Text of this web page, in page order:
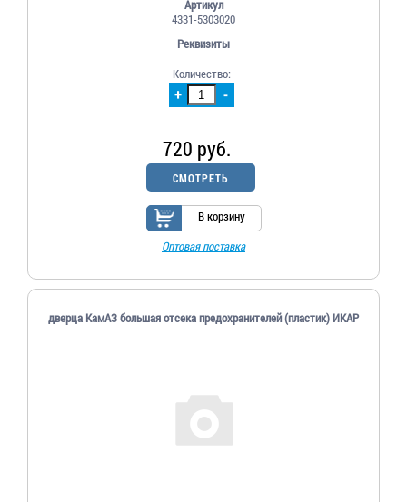
Артикул
4331-5303020
Реквизиты
+ -
Количество:
720 руб.
СМОТРЕТЬ
В корзину
Оптовая поставка
дверца КамАЗ большая отсека предохранителей (пластик) ИКАР